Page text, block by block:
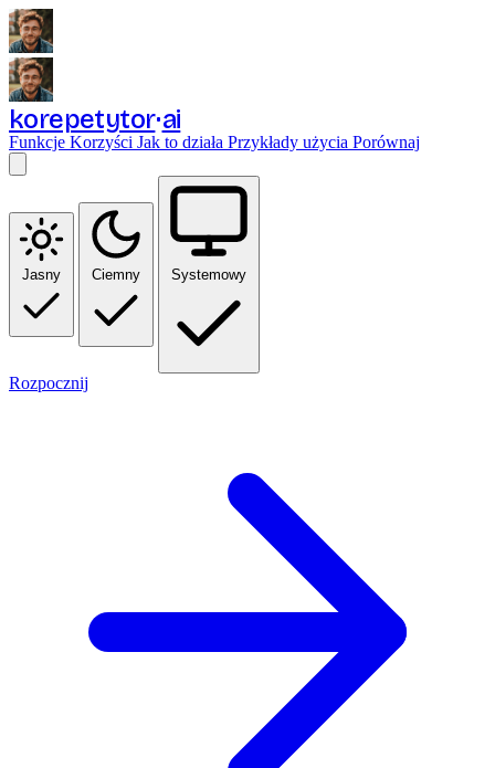
korepetytor ai
Funkcje Korzyści Jak to działa Przykłady użycia Porównaj
Jasny Ciemny Systemowy
Rozpocznij